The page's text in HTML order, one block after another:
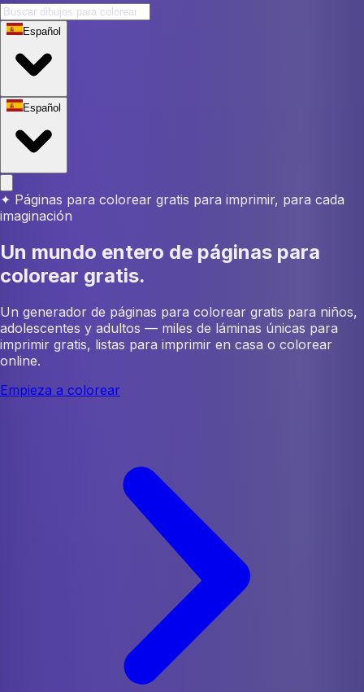
Español
Español
✦ Páginas para colorear gratis para imprimir, para cada
imaginación
Un mundo entero de páginas para
colorear gratis.
Un generador de páginas para colorear gratis para niños,
adolescentes y adultos — miles de láminas únicas para
imprimir gratis, listas para imprimir en casa o colorear
online.
Empieza a colorear